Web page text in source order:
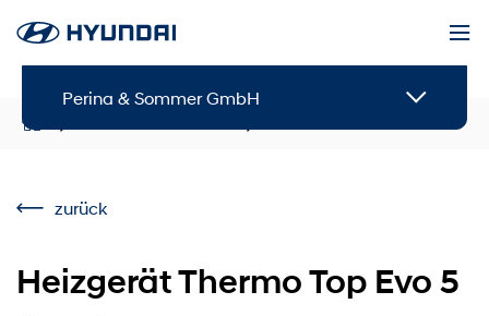
Perina & Sommer GmbH
zurück
Heizgerät Thermo Top Evo 5